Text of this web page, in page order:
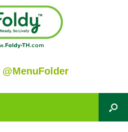
@MenuFolder